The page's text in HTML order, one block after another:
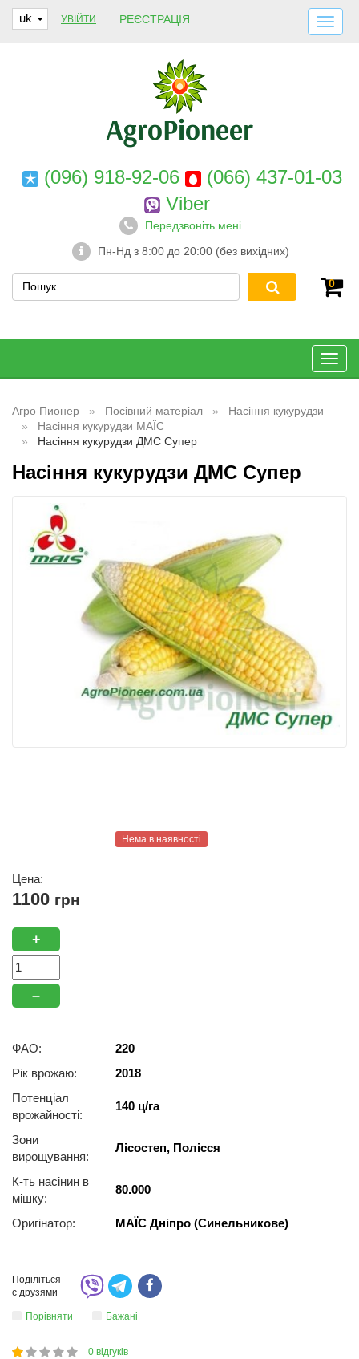
uk УВІЙТИ РЕЄСТРАЦІЯ
ДОСТАВКА І ОПЛАТА
ПРО НАС
ГАРАНТІЇ
КОНТАКТИ
(096) 918-92-06
(066) 437-01-03
Viber
Передзвоніть мені
Пн-Нд з 8:00 до 20:00 (без вихідних)
0
Агро Пионер Посівний матеріал
Насіння кукурудзи
Насіння кукурудзи МАЇС
Насіння кукурудзи ДМС Супер
Насіння кукурудзи ДМС Супер
Нема в наявності
Цена:
1100 грн
+
–
ФАО:
220
Рік врожаю:
2018
Потенціал
врожайності:
140 ц/га
Зони
вирощування:
Лісостеп, Полісся
К-ть насінин в
мішку:
80.000
Оригінатор: МАЇС Дніпро (Синельникове)
Поділіться
с друзями
Порівняти Бажані
20
1
2
3
4
5 0 відгуків